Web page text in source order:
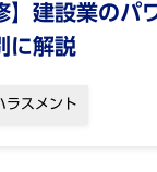
】建設業のパ
に解説
ラスメント